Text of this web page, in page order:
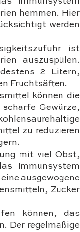
hemmen. Hier
werden
ist
auszuspülen.
2 Litern,
Fruchtsäften.
können die
Gewürze,
zu reduzieren
mit viel Obst,
Immunsystem
ausgewogene
Zucker
können, das
Der regelmäßige